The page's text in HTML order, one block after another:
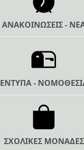
ΑΝΑΚΟΙΝΩΣΕΙΣ -
ΕΝΤΥΠΑ -
ΣΧΟΛΙΚΕΣ ΜΟΝΑΔΕΣ